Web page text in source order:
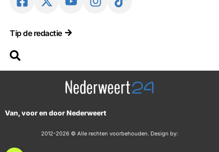
Tip de redactie
Van, voor en door Nederweert
2012-2026 © Alle rechten voorbehouden. Design by: